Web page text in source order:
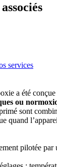
services
a été
ou
sont
quand
pilotée